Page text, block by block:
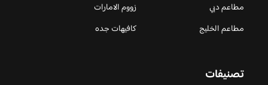
مطاعم دبي
زووم الامارات
مطاعم الخليج
كافيهات جده
تصنيفات